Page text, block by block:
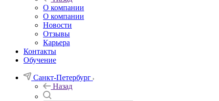
О компании
О компании
Новости
Отзывы
Карьера
Контакты
Обучение
Санкт-Петербург
Назад